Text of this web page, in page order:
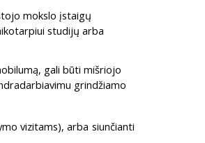
mokslo įstaigų
studijų arba
gali būti mišriojo
grindžiamo
vizitams), arba siunčianti